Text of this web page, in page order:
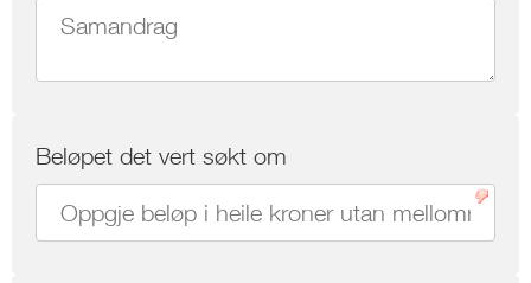
Beløpet det vert søkt om